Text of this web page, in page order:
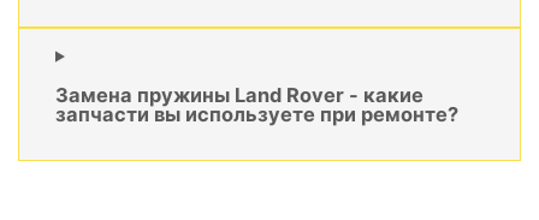
Замена пружины Land Rover - какие
запчасти вы используете при ремонте?